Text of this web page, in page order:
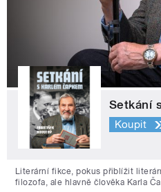
Setkání
Koupit
Literární fikce, pokus přiblížit
filozofa, ale hlavně člověka Karla